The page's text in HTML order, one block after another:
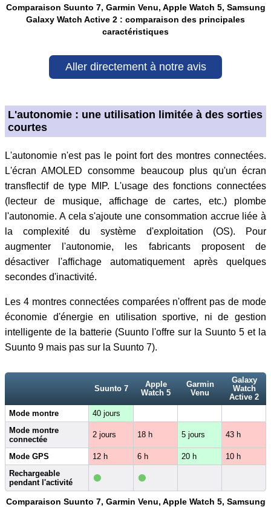
Comparaison Suunto 7, Garmin Venu, Apple Watch 5, Samsung
Galaxy Watch Active 2 : comparaison des principales
caractéristiques
Aller directement à notre avis
L'autonomie : une utilisation limitée à des sorties
courtes
L'autonomie n'est pas le point fort des montres connectées.
L'écran AMOLED consomme beaucoup plus qu'un écran
transflectif de type MIP. L'usage des fonctions connectées
(lecteur de musique, affichage de cartes, etc.) plombe
l'autonomie. A cela s'ajoute une consommation accrue liée à
la complexité du système d'exploitation (OS). Pour
augmenter l'autonomie, les fabricants proposent de
désactiver l'affichage automatiquement après quelques
secondes d'inactivité.
Les 4 montres connectées comparées n'offrent pas de mode
économie d'énergie en utilisation sportive, ni de gestion
intelligente de la batterie (Suunto l'offre sur la Suunto 5 et la
Suunto 9 mais pas sur la Suunto 7).
Suunto 7
Apple
Watch 5
Garmin
Venu
Galaxy
Watch
Active 2
Mode montre
40 jours
Mode montre
connectée
2 jours 18 h 5 jours 43 h
Mode GPS 12 h 6 h 20 h
10 h
Rechargeable
pendant l'activité
• •
Comparaison Suunto 7, Garmin Venu, Apple Watch 5, Samsung